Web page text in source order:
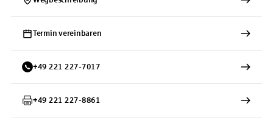
Termin vereinbaren
+49 221 227-7017
+49 221 227-8861